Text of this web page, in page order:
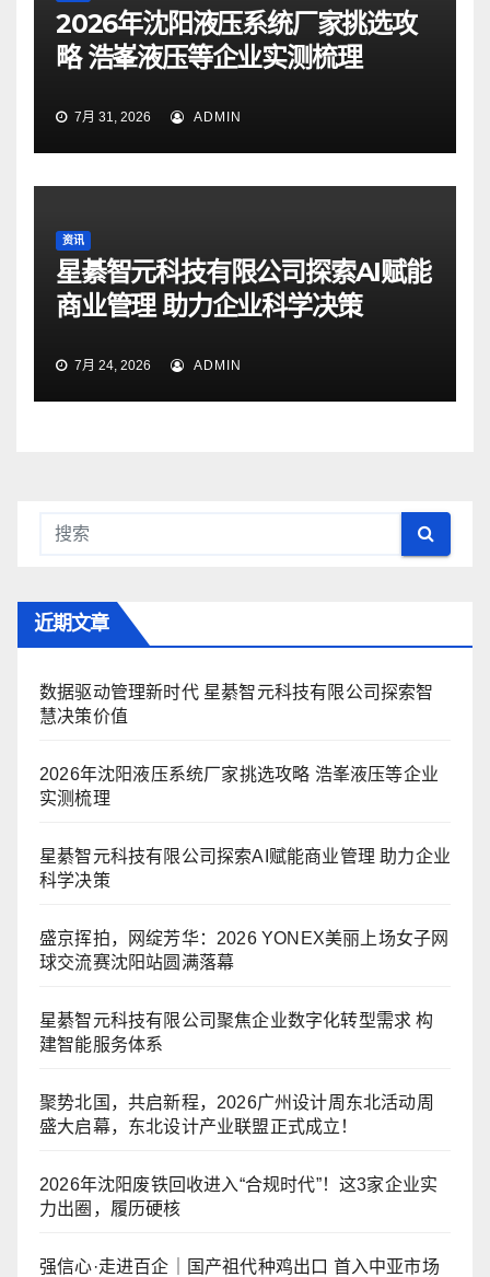
2026年沈阳液压系统厂家挑选攻
略 浩峯液压等企业实测梳理
7月 31, 2026 ADMIN
资讯
星綦智元科技有限公司探索AI赋能
商业管理 助力企业科学决策
7月 24, 2026 ADMIN
近期文章
数据驱动管理新时代 星綦智元科技有限公司探索智
慧决策价值
2026年沈阳液压系统厂家挑选攻略 浩峯液压等企业
实测梳理
星綦智元科技有限公司探索AI赋能商业管理 助力企业
科学决策
盛京挥拍，网绽芳华：2026 YONEX美丽上场女子网
球交流赛沈阳站圆满落幕
星綦智元科技有限公司聚焦企业数字化转型需求 构
建智能服务体系
聚势北国，共启新程，2026广州设计周东北活动周
盛大启幕，东北设计产业联盟正式成立！
2026年沈阳废铁回收进入“合规时代”！这3家企业实
力出圈，履历硬核
强信心·走进百企｜国产祖代种鸡出口 首入中亚市场